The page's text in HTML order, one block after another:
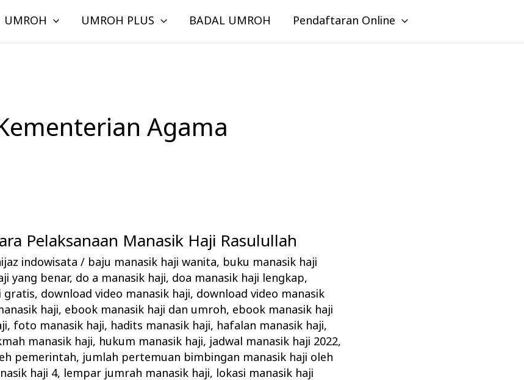
UMROH UMROH PLUS BADAL UMROH Pendaftaran Online
Agama
Pelaksanaan Manasik Haji Rasulullah
indowisata/ baju manasik haji wanita, buku manasik haji
yang benar, do a manasik haji, doa manasik haji lengkap,
gratis, download video manasik haji, download video manasik
haji, ebook manasik haji dan umroh, ebook manasik haji
, foto manasik haji, hadits manasik haji, hafalan manasik haji,
manasik haji, hukum manasik haji, jadwal manasik haji 2022,
pemerintah, jumlah pertemuan bimbingan manasik haji oleh
haji 4, lempar jumrah manasik haji, lokasi manasik haji